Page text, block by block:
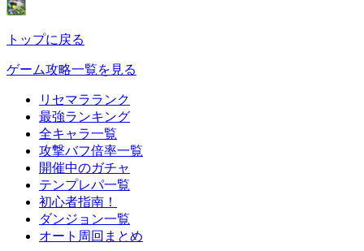
トップに戻る
ゲーム攻略一覧を見る
リセマラランク
最強ランキング
全キャラ一覧
攻撃バフ倍率一覧
開催中のガチャ
テンプレパ一覧
初心者指南！
ダンジョン一覧
オート周回まとめ